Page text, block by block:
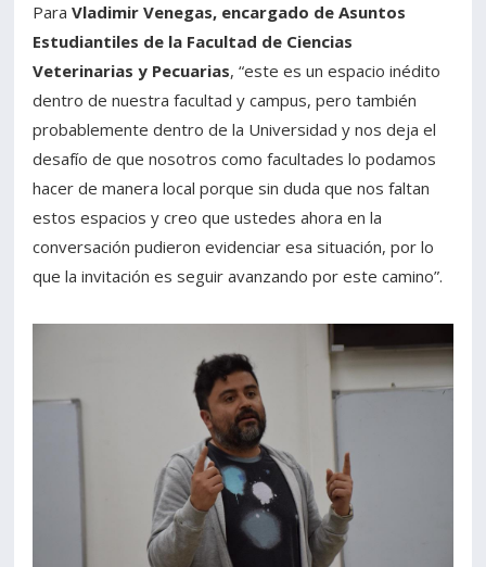
Para Vladimir Venegas, encargado de Asuntos
Estudiantiles de la Facultad de Ciencias
Veterinarias y Pecuarias, “este es un espacio inédito
dentro de nuestra facultad y campus, pero también
probablemente dentro de la Universidad y nos deja el
desafío de que nosotros como facultades lo podamos
hacer de manera local porque sin duda que nos faltan
estos espacios y creo que ustedes ahora en la
conversación pudieron evidenciar esa situación, por lo
que la invitación es seguir avanzando por este camino”.